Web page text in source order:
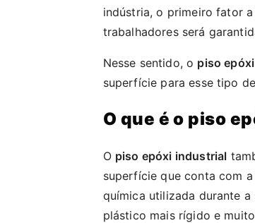
indústria, o primeiro fator
trabalhadores será
Nesse sentido, o piso
superfície para esse tipo
O que é o piso
O piso epóxi industrial
superfície que conta com
química utilizada durante
plástico mais rígido e